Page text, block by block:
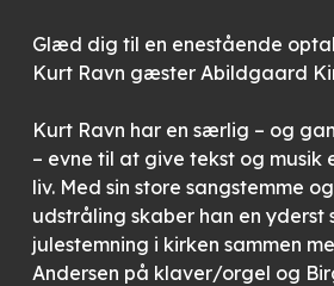
Glæd dig til en enestående
Kurt Ravn gæster Abildgaard
Kurt Ravn har en særlig – og
– evne til at give tekst og musik
liv. Med sin store sangstemme
udstråling skaber han en yderst
julestemning i kirken sammen
Andersen på klaver/orgel og